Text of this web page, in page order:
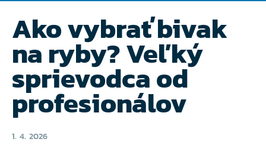
Ako vybrať bivak
na ryby? Veľký
sprievodca od
profesionálov
1. 4. 2026